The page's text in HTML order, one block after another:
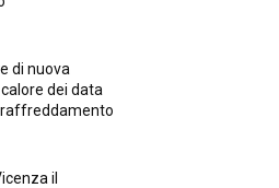
di nuova
dei data
il